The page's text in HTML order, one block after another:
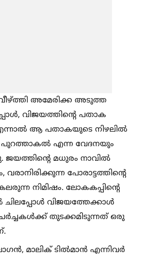
അമേരിക്ക അടുത്ത
വിജയത്തിന്റെ പതാക
ആ പതാകയുടെ നിഴലില്‍
പുറത്താകല്‍ എന്ന വേദനയും
ജയത്തിന്റെ മധുരം നാവില്‍
പോരാട്ടത്തിന്റെ
നിമിഷം. ലോകകപ്പിന്റെ
ചിലപ്പോള്‍ വിജയത്തേക്കാള്‍
തുടക്കമിടുന്നത് ഒരു
മാലിക് ടില്‍മാന്‍ എന്നിവര്‍